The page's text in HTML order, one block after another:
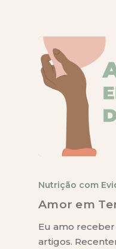
Nutrição com
Amor em
Eu amo
artigos.